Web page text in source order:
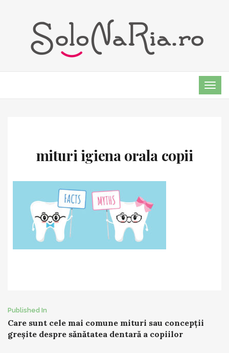
mituri igiena orala copii
Post
navigation
Published In
Care sunt cele mai comune mituri sau concepții
greșite despre sănătatea dentară a copiilor